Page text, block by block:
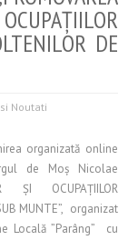
DE
Noutati
organizată online
de Moș Nicolae
ŞI OCUPAŢIILOR
MUNTE”, organizat
Locală ”Parâng” cu